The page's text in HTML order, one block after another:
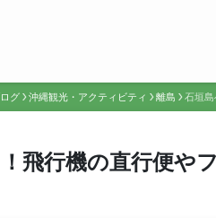
グ 沖縄観光・アクティビティ 離島 石垣
飛行機の直行便や